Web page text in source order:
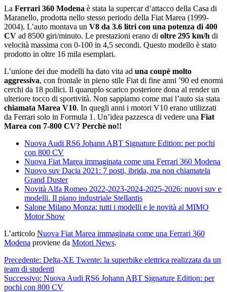
La Ferrari 360 Modena è stata la supercar d’attacco della Casa di
Maranello, prodotta nello stesso periodo della Fiat Marea (1999-
2004). L’auto montava un V8 da 3.6 litri con una potenza di 400
CV ad 8500 giri/minuto. Le prestazioni erano di oltre 295 km/h di
velocità massima con 0-100 in 4,5 secondi. Questo modello è stato
prodotto in oltre 16 mila esemplari.
L’unione dei due modelli ha dato vita ad una coupè molto
aggressiva, con frontale in pieno stile Fiat di fine anni ’90 ed enormi
cerchi da 18 pollici. Il quaruplo scarico posteriore dona al render un
ulteriore tocco di sportività. Non sappiamo come mai l’auto sia stata
chiamata Marea V10. In quegli anni i motori V10 erano utilizzati
da Ferrari solo in Formula 1. Un’idea pazzesca di vedere una Fiat
Marea con 7-800 CV? Perchè no!!
Nuova Audi RS6 Johann ABT Signature Edition: per pochi
con 800 CV
Nuova Fiat Marea immaginata come una Ferrari 360 Modena
Nuovo suv Dacia 2021: 7 posti, ibrida, ma non chiamatela
Grand Duster
Novità Alfa Romeo 2022-2023-2024-2025-2026: nuovi suv e
modelli. Il piano industriale Stellantis
Salone Milano Monza: tutti i modelli e le novità al MIMO
Motor Show
L’articolo Nuova Fiat Marea immaginata come una Ferrari 360
Modena proviene da Motori News.
Navigazione
articolo
Precedente: Delta-XE Twente: la superbike elettrica realizzata da un
team di studenti
Successivo: Nuova Audi RS6 Johann ABT Signature Edition: per
pochi con 800 CV